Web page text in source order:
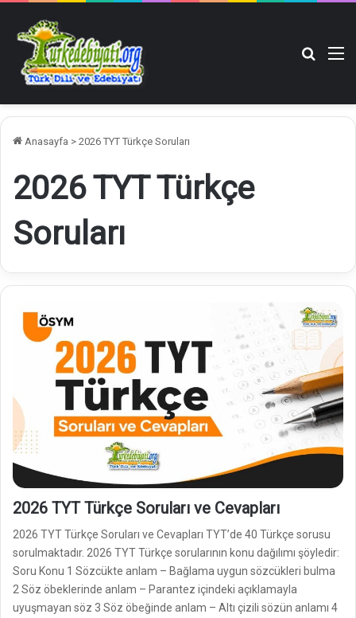
Anasayfa > 2026 TYT Türkçe Soruları
2026 TYT Türkçe
Soruları
2026 TYT Türkçe Soruları ve Cevapları
2026 TYT Türkçe Soruları ve Cevapları TYT’de 40 Türkçe sorusu
sorulmaktadır. 2026 TYT Türkçe sorularının konu dağılımı şöyledir:
Soru Konu 1 Sözcükte anlam – Bağlama uygun sözcükleri bulma
2 Söz öbeklerinde anlam – Parantez içindeki açıklamayla
uyuşmayan söz 3 Söz öbeğinde anlam – Altı çizili sözün anlamı 4